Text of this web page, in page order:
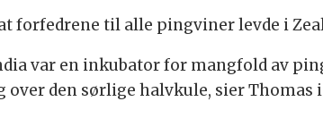
forfedrene til alle pingviner levde i
var en inkubator for mangfold av
den sørlige halvkule, sier Thomas